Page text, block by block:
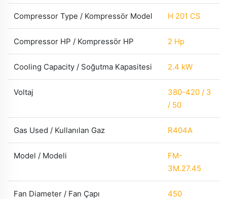
Compressor Type / Kompressör Model H 201 CS
Compressor HP / Kompressör HP 2 Hp
Cooling Capacity / Soğutma Kapasitesi 2.4 kW
Voltaj
380-420 / 3
/ 50
Gas Used / Kullanılan Gaz R404A
Model / Modeli
FM-
3M.27.45
Fan Diameter / Fan Çapı 450